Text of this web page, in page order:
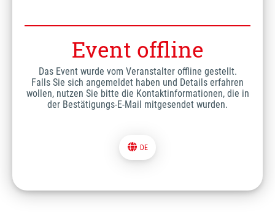
Event offline
Das Event wurde vom Veranstalter offline gestellt.
Falls Sie sich angemeldet haben und Details erfahren
wollen, nutzen Sie bitte die Kontaktinformationen, die in
der Bestätigungs-E-Mail mitgesendet wurden.
DE